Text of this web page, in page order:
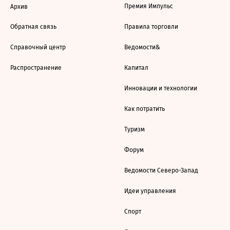
Архив
Обратная связь
Справочный центр
Распространение
Премия Импульс
Правила торговли
Ведомости&
Капитал
Инновации и технологии
Как потратить
Туризм
Форум
Ведомости Северо-Запад
Идеи управления
Спорт